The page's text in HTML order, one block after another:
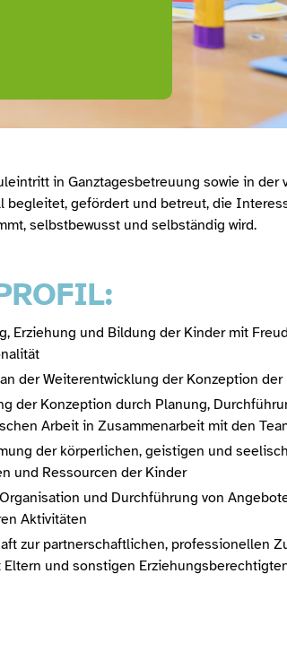
in Ganztagesbetreuung sowie in der
begleitet, gefördert und betreut, die
selbstbewusst und selbständig wird.
Erziehung und Bildung der Kinder mit
der Weiterentwicklung der Konzeption
der Konzeption durch Planung,
Arbeit in Zusammenarbeit mit den
der körperlichen, geistigen und
und Ressourcen der Kinder
und Durchführung von
Aktivitäten
zur partnerschaftlichen, professionellen
Eltern und sonstigen